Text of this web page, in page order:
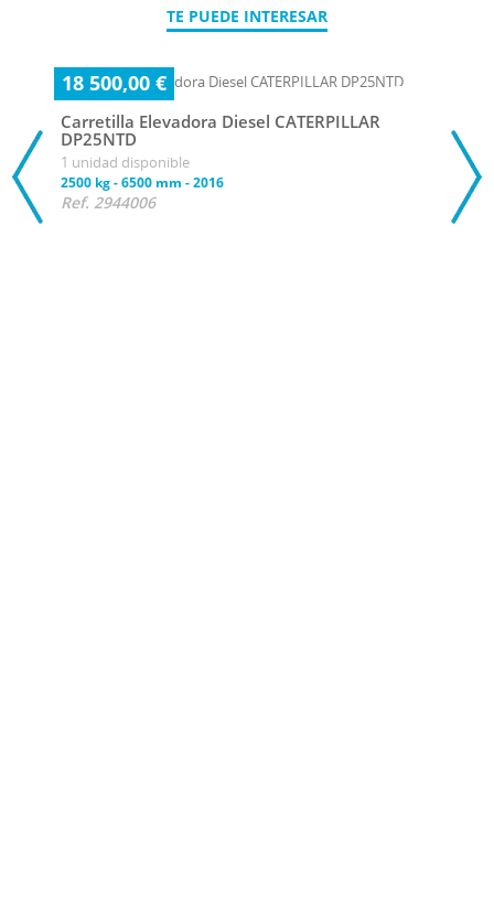
TE PUEDE INTERESAR
18 500,00 €
Carretilla Elevadora Diesel CATERPILLAR
DP25NTD
1 unidad disponible
2500 kg-6500 mm -2016
Ref. 2944006